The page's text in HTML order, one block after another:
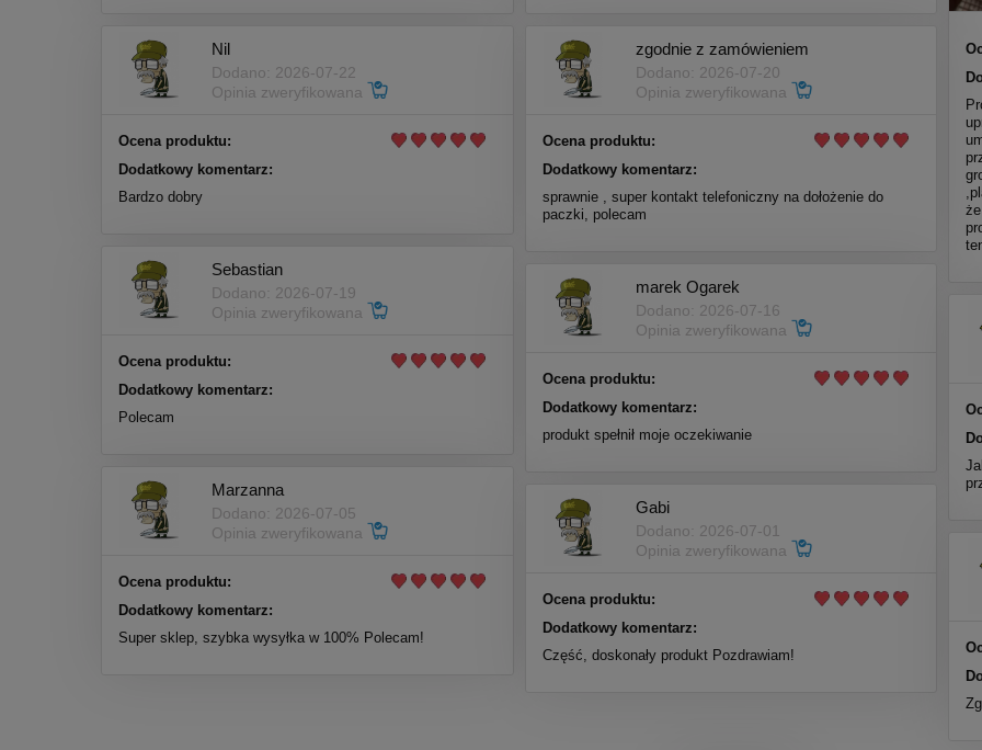
Nil
Dodano: 2026-07-22
Opinia zweryfikowana
Ocena produktu:
Dodatkowy komentarz:
Bardzo dobry
zgodnie z zamówieniem
Dodano: 2026-07-20
Opinia zweryfikowana
Ocena produktu:
Dodatkowy komentarz:
sprawnie , super kontakt telefoniczny na dołożenie do
paczki, polecam
Sebastian
Dodano: 2026-07-19
Opinia zweryfikowana
Ocena produktu:
Dodatkowy komentarz:
Polecam
marek Ogarek
Dodano: 2026-07-16
Opinia zweryfikowana
Ocena produktu:
Dodatkowy komentarz:
produkt spełnił moje oczekiwanie
Marzanna
Dodano: 2026-07-05
Opinia zweryfikowana
Ocena produktu:
Dodatkowy komentarz:
Super sklep, szybka wysyłka w 100% Polecam!
Gabi
Dodano: 2026-07-01
Opinia zweryfikowana
Ocena produktu:
Dodatkowy komentarz:
Część, doskonały produkt Pozdrawiam!